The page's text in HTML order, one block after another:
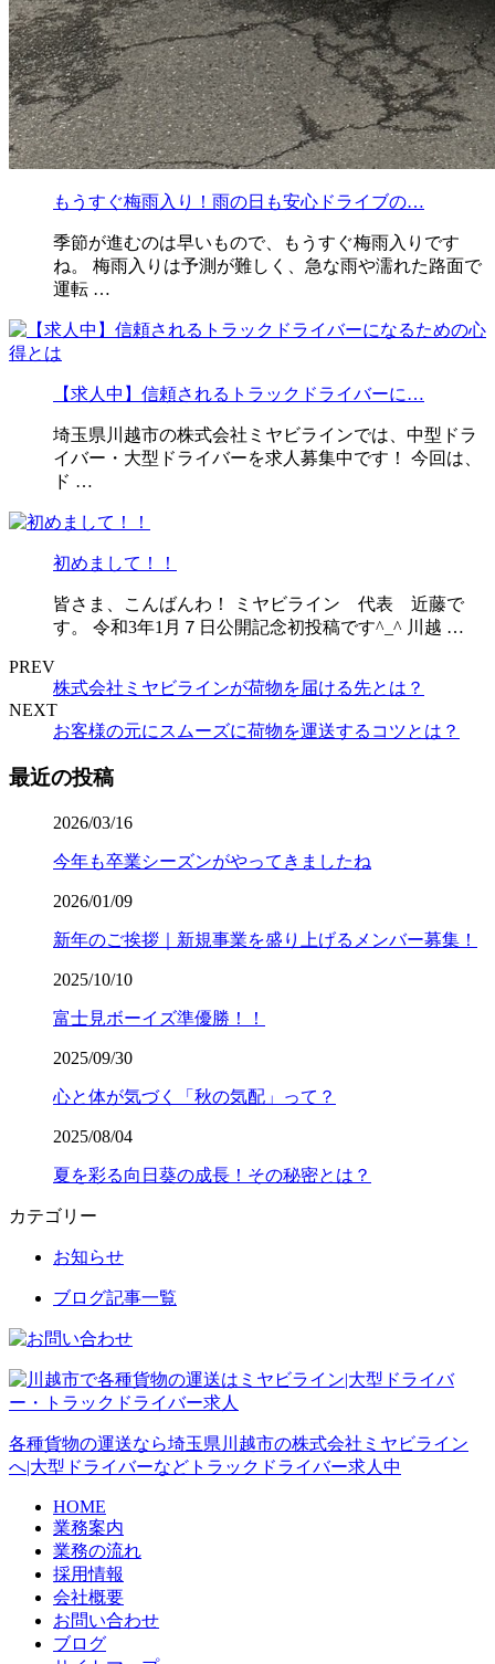
もうすぐ梅雨入り！雨の日も安心ドライブの…
季節が進むのは早いもので、もうすぐ梅雨入りです
ね。 梅雨入りは予測が難しく、急な雨や濡れた路面で
運転 …
【求人中】信頼されるトラックドライバーに…
埼玉県川越市の株式会社ミヤビラインでは、中型ドラ
イバー・大型ドライバーを求人募集中です！ 今回は、
ド …
初めまして！！
皆さま、こんばんわ！ ミヤビライン 代表 近藤で
す。 令和3年1月７日公開記念初投稿です^_^ 川越 …
PREV
株式会社ミヤビラインが荷物を届ける先とは？
NEXT
お客様の元にスムーズに荷物を運送するコツとは？
最近の投稿
2026/03/16
今年も卒業シーズンがやってきましたね
2026/01/09
新年のご挨拶｜新規事業を盛り上げるメンバー募集！
2025/10/10
富士見ボーイズ準優勝！！
2025/09/30
心と体が気づく「秋の気配」って？
2025/08/04
夏を彩る向日葵の成長！その秘密とは？
カテゴリー
お知らせ
ブログ記事一覧
各種貨物の運送なら埼玉県川越市の株式会社ミヤビライン
へ|大型ドライバーなどトラックドライバー求人中
HOME
業務案内
業務の流れ
採用情報
会社概要
お問い合わせ
ブログ